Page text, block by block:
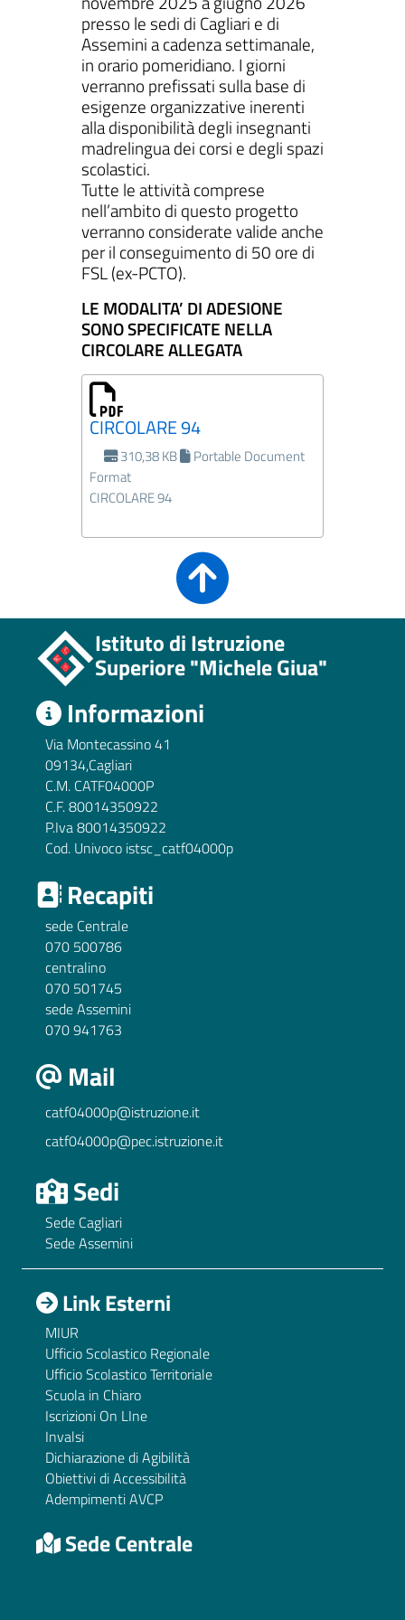
presso le sedi di Cagliari e di
Assemini a cadenza settimanale,
in orario pomeridiano. I giorni
verranno prefissati sulla base di
esigenze organizzative inerenti
alla disponibilità degli insegnanti
madrelingua dei corsi e degli spazi
scolastici.
Tutte le attività comprese
nell’ambito di questo progetto
verranno considerate valide anche
per il conseguimento di 50 ore di
FSL (ex-PCTO).
LE MODALITA’ DI ADESIONE
SONO SPECIFICATE NELLA
CIRCOLARE ALLEGATA
CIRCOLARE 94
310,38 KB
Portable Document
Format
CIRCOLARE 94
Istituto di Istruzione
Superiore "Michele Giua"
Informazioni
Via Montecassino 41
09134,Cagliari
C.M. CATF04000P
C.F. 80014350922
P.Iva 80014350922
Cod. Univoco istsc_catf04000p
Recapiti
sede Centrale
070 500786
centralino
070 501745
sede Assemini
070 941763
Mail
catf04000p@istruzione.it
catf04000p@pec.istruzione.it
Sedi
Sede Cagliari
Sede Assemini
Link Esterni
MIUR
Ufficio Scolastico Regionale
Ufficio Scolastico Territoriale
Scuola in Chiaro
Iscrizioni On LIne
Invalsi
Dichiarazione di Agibilità
Obiettivi di Accessibilità
Adempimenti AVCP
Sede Centrale